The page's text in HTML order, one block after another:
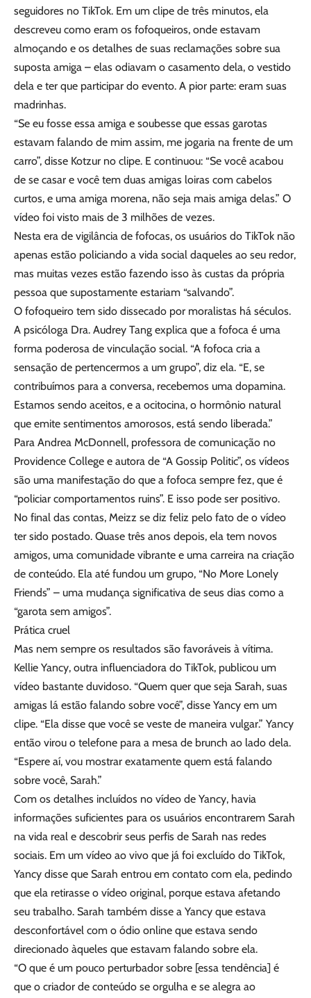
seguidores no TikTok. Em um clipe de três minutos, ela
descreveu como eram os fofoqueiros, onde estavam
almoçando e os detalhes de suas reclamações sobre sua
suposta amiga – elas odiavam o casamento dela, o vestido
dela e ter que participar do evento. A pior parte: eram suas
madrinhas.
“Se eu fosse essa amiga e soubesse que essas garotas
estavam falando de mim assim, me jogaria na frente de um
carro”, disse Kotzur no clipe. E continuou: “Se você acabou
de se casar e você tem duas amigas loiras com cabelos
curtos, e uma amiga morena, não seja mais amiga delas.” O
vídeo foi visto mais de 3 milhões de vezes.
Nesta era de vigilância de fofocas, os usuários do TikTok não
apenas estão policiando a vida social daqueles ao seu redor,
mas muitas vezes estão fazendo isso às custas da própria
pessoa que supostamente estariam “salvando”.
O fofoqueiro tem sido dissecado por moralistas há séculos.
A psicóloga Dra. Audrey Tang explica que a fofoca é uma
forma poderosa de vinculação social. “A fofoca cria a
sensação de pertencermos a um grupo”, diz ela. “E, se
contribuímos para a conversa, recebemos uma dopamina.
Estamos sendo aceitos, e a ocitocina, o hormônio natural
que emite sentimentos amorosos, está sendo liberada.”
Para Andrea McDonnell, professora de comunicação no
Providence College e autora de “A Gossip Politic”, os vídeos
são uma manifestação do que a fofoca sempre fez, que é
“policiar comportamentos ruins”. E isso pode ser positivo.
No final das contas, Meizz se diz feliz pelo fato de o vídeo
ter sido postado. Quase três anos depois, ela tem novos
amigos, uma comunidade vibrante e uma carreira na criação
de conteúdo. Ela até fundou um grupo, “No More Lonely
Friends” – uma mudança significativa de seus dias como a
“garota sem amigos”.
Prática cruel
Mas nem sempre os resultados são favoráveis à vítima.
Kellie Yancy, outra influenciadora do TikTok, publicou um
vídeo bastante duvidoso. “Quem quer que seja Sarah, suas
amigas lá estão falando sobre você”, disse Yancy em um
clipe. “Ela disse que você se veste de maneira vulgar.” Yancy
então virou o telefone para a mesa de brunch ao lado dela.
“Espere aí, vou mostrar exatamente quem está falando
sobre você, Sarah.”
Com os detalhes incluídos no vídeo de Yancy, havia
informações suficientes para os usuários encontrarem Sarah
na vida real e descobrir seus perfis de Sarah nas redes
sociais. Em um vídeo ao vivo que já foi excluído do TikTok,
Yancy disse que Sarah entrou em contato com ela, pedindo
que ela retirasse o vídeo original, porque estava afetando
seu trabalho. Sarah também disse a Yancy que estava
desconfortável com o ódio online que estava sendo
direcionado àqueles que estavam falando sobre ela.
“O que é um pouco perturbador sobre [essa tendência] é
que o criador de conteúdo se orgulha e se alegra ao